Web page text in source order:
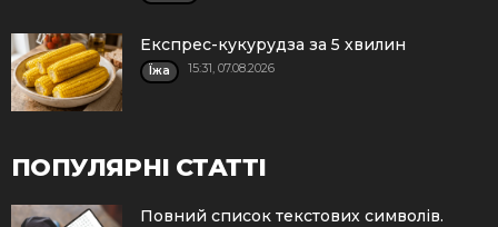
Експрес-кукурудза за 5 хвилин
Їжа 15:31, 07.08.2026
ПОПУЛЯРНІ СТАТТІ
Повний список текстових символів.